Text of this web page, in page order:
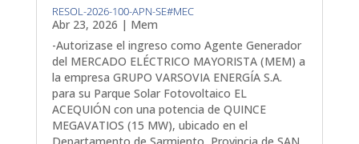
RESOL-2026-100-APN-SE#MEC
Abr 23, 2026 | Mem
-Autorizase el ingreso como Agente Generador
del MERCADO ELÉCTRICO MAYORISTA (MEM) a
la empresa GRUPO VARSOVIA ENERGÍA S.A.
para su Parque Solar Fotovoltaico EL
ACEQUIÓN con una potencia de QUINCE
MEGAVATIOS (15 MW), ubicado en el